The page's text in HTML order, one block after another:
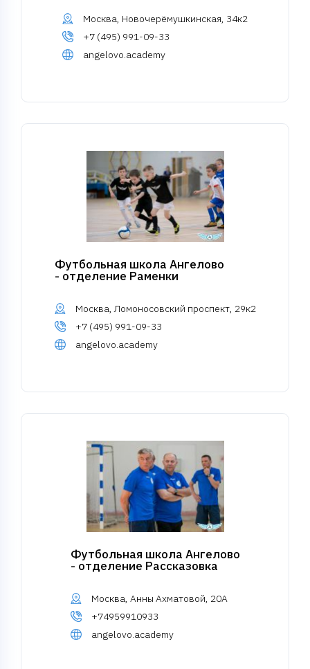
Москва, Новочерёмушкинская, 34к2
+7 (495) 991-09-33
angelovo.academy
Футбольная школа Ангелово
- отделение Раменки
Москва, Ломоносовский проспект, 29к2
+7 (495) 991-09-33
angelovo.academy
Футбольная школа Ангелово
- отделение Рассказовка
Москва, Анны Ахматовой, 20А
+74959910933
angelovo.academy